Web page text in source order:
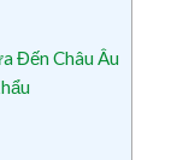
Đến Châu Âu